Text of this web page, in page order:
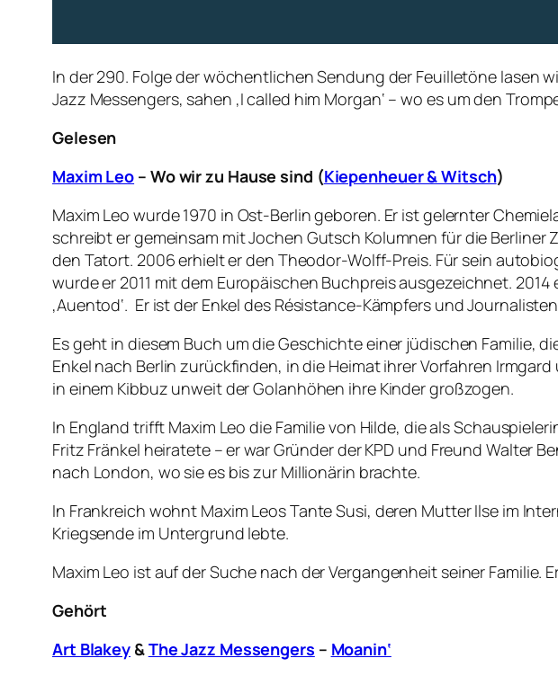
In der 290. Folge der wöchentlichen Sendung der Feuilletöne lasen
Jazz Messengers, sahen ‚I called him Morgan‘ – wo es um den
Gelesen
Maxim Leo – Wo wir zu Hause sind (Kiepenheuer & Witsch)
Maxim Leo wurde 1970 in Ost-Berlin geboren. Er ist gelernter
schreibt er gemeinsam mit Jochen Gutsch Kolumnen für die
den Tatort. 2006 erhielt er den Theodor-Wolff-Preis. Für sein
wurde er 2011 mit dem Europäischen Buchpreis ausgezeichnet. 2014
‚Auentod‘. Er ist der Enkel des Résistance-Kämpfers und
Es geht in diesem Buch um die Geschichte einer jüdischen Familie,
Enkel nach Berlin zurückfinden, in die Heimat ihrer Vorfahren
in einem Kibbuz unweit der Golanhöhen ihre Kinder großzogen.
In England trifft Maxim Leo die Familie von Hilde, die als
Fritz Fränkel heiratete – er war Gründer der KPD und Freund Walter
nach London, wo sie es bis zur Millionärin brachte.
In Frankreich wohnt Maxim Leos Tante Susi, deren Mutter Ilse im
Kriegsende im Untergrund lebte.
Maxim Leo ist auf der Suche nach der Vergangenheit seiner
Gehört
Art Blakey &The Jazz Messengers – Moanin‘